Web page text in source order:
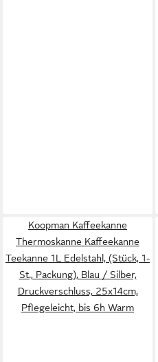
Koopman Kaffeekanne
Thermoskanne Kaffeekanne
Teekanne 1L Edelstahl, (Stück, 1-
St., Packung), Blau / Silber,
Druckverschluss, 25x14cm,
Pflegeleicht, bis 6h Warm